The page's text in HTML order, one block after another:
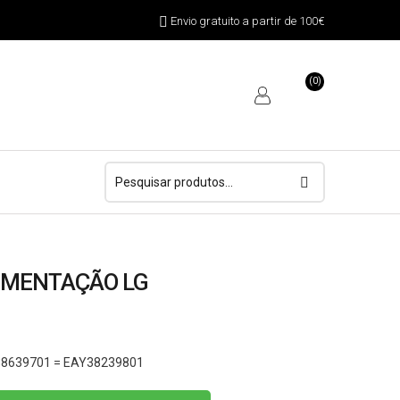
Envio gratuito a partir de 100€
(0)
LG
= EAY38239801